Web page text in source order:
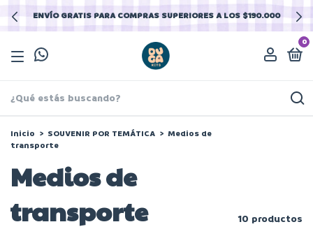
ENVÍO GRATIS PARA COMPRAS SUPERIORES A LOS $190.000
0
Inicio > SOUVENIR POR TEMÁTICA > Medios de
transporte
Medios de
transporte
10 productos